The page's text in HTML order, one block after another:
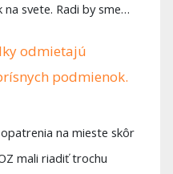
svete. Radi by sme…
odmietajú
podmienok.
na mieste skôr
mali riadiť trochu